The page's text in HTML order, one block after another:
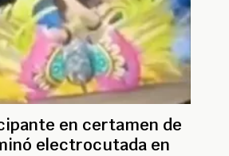
en certamen de
electrocutada en